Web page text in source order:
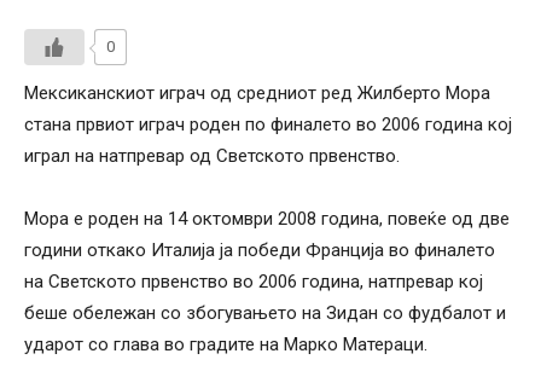
0
Мексиканскиот играч од средниот ред Жилберто Мора
стана првиот играч роден по финалето во 2006 година кој
играл на натпревар од Светското првенство.
Мора е роден на 14 октомври 2008 година, повеќе од две
години откако Италија ја победи Франција во финалето
на Светското првенство во 2006 година, натпревар кој
беше обележан со збогувањето на Зидан со фудбалот и
ударот со глава во градите на Марко Матераци.